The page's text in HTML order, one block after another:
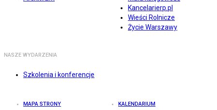
Kancelarierp.pl
Wieści Rolnicze
Życie Warszawy
NASZE WYDARZENIA
Szkolenia i konferencje
MAPA STRONY KALENDARIUM